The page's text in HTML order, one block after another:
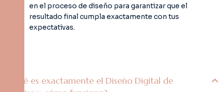
en el proceso de diseño para garantizar que el
resultado final cumpla exactamente con tus
expectativas.
¿Qué es exactamente el Diseño Digital de